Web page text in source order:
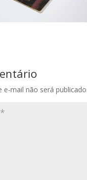
e-mail não será publicado.